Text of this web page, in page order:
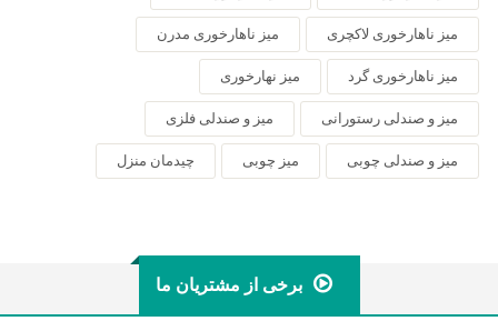
میز ناهارخوری لاکچری میز ناهارخوری مدرن
میز ناهارخوری گرد میز نهارخوری
میز و صندلی رستورانی میز و صندلی فلزی
میز و صندلی چوبی میز چوبی چیدمان منزل
برخی از مشتریان ما